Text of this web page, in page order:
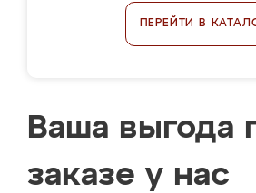
ПЕРЕЙТИ В
Ваша выгода
заказе у нас